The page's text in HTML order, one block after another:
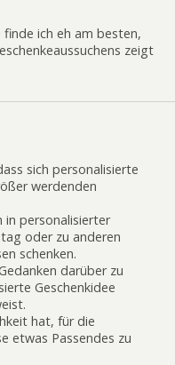
finde ich eh am besten,
zeigt
sich personalisierte
werdenden
in personalisierter
oder zu anderen
schenken.
darüber zu
Geschenkidee
hat, für die
etwas Passendes zu